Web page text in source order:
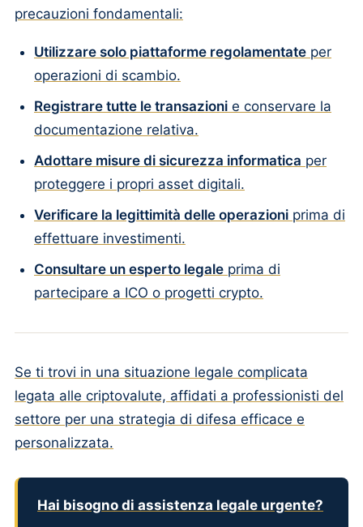
precauzioni fondamentali:
Utilizzare solo piattaforme regolamentate per
operazioni di scambio.
Registrare tutte le transazioni e conservare la
documentazione relativa.
Adottare misure di sicurezza informatica per
proteggere i propri asset digitali.
Verificare la legittimità delle operazioni prima di
effettuare investimenti.
Consultare un esperto legale prima di
partecipare a ICO o progetti crypto.
Se ti trovi in una situazione legale complicata
legata alle criptovalute, affidati a professionisti del
settore per una strategia di difesa efficace e
personalizzata.
Hai bisogno di assistenza legale urgente?